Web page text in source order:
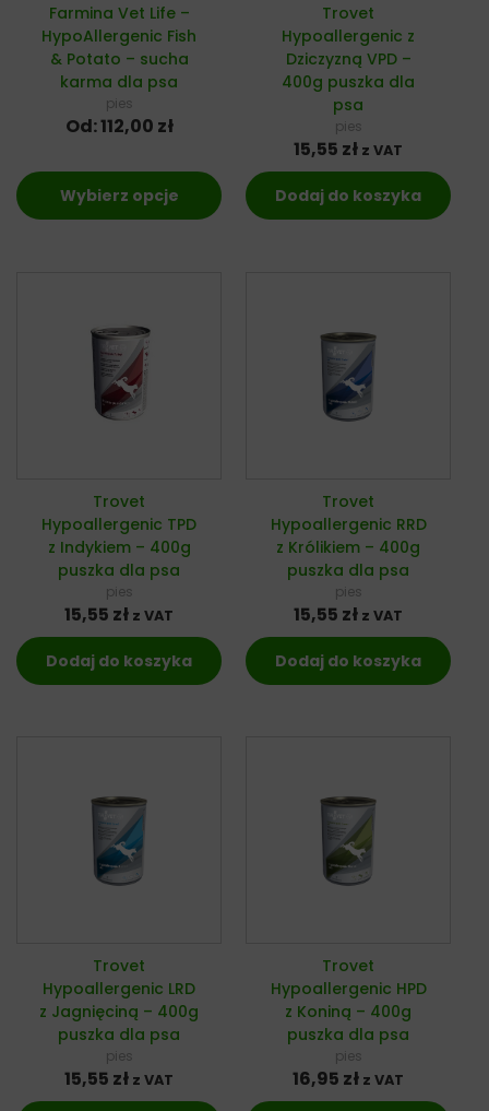
Farmina Vet Life –
HypoAllergenic Fish
& Potato – sucha
karma dla psa
pies
Od:112,00 zł
Wybierz opcje
Trovet
Hypoallergenic z
Dziczyzną VPD –
400g puszka dla
psa
pies
15,55 zł z VAT
Dodaj do koszyka
Trovet
Hypoallergenic TPD
z Indykiem – 400g
puszka dla psa
pies
15,55 zł z VAT
Dodaj do koszyka
Trovet
Hypoallergenic RRD
z Królikiem – 400g
puszka dla psa
pies
15,55 zł z VAT
Dodaj do koszyka
Trovet
Hypoallergenic LRD
z Jagnięciną – 400g
puszka dla psa
pies
15,55 zł z VAT
Trovet
Hypoallergenic HPD
z Koniną – 400g
puszka dla psa
pies
16,95 zł z VAT